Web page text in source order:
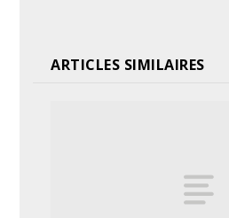
ARTICLES SIMILAIRES